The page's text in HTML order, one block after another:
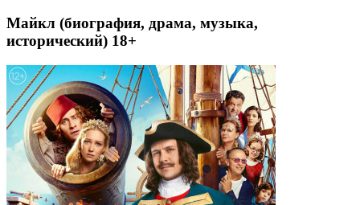
Майкл (биография, драма, музыка,
исторический) 18+